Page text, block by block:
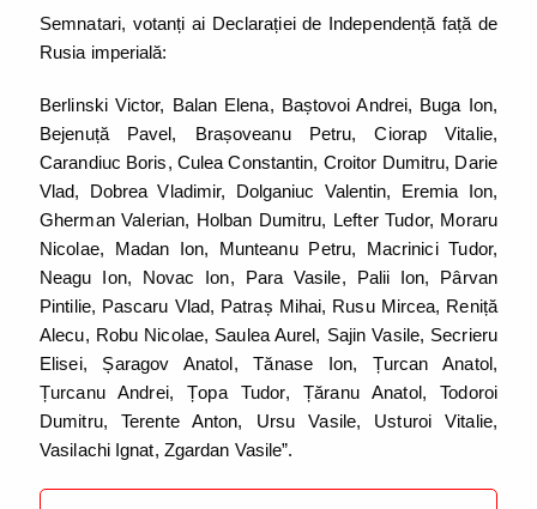
Semnatari, votanți ai Declarației de Independență față de
Rusia imperială:
Berlinski Victor, Balan Elena, Baștovoi Andrei, Buga Ion,
Bejenuță Pavel, Brașoveanu Petru, Ciorap Vitalie,
Carandiuc Boris, Culea Constantin, Croitor Dumitru, Darie
Vlad, Dobrea Vladimir, Dolganiuc Valentin, Eremia Ion,
Gherman Valerian, Holban Dumitru, Lefter Tudor, Moraru
Nicolae, Madan Ion, Munteanu Petru, Macrinici Tudor,
Neagu Ion, Novac Ion, Para Vasile, Palii Ion, Pârvan
Pintilie, Pascaru Vlad, Patraș Mihai, Rusu Mircea, Reniță
Alecu, Robu Nicolae, Saulea Aurel, Sajin Vasile, Secrieru
Elisei, Șaragov Anatol, Tănase Ion, Țurcan Anatol,
Țurcanu Andrei, Țopa Tudor, Țăranu Anatol, Todoroi
Dumitru, Terente Anton, Ursu Vasile, Usturoi Vitalie,
Vasilachi Ignat, Zgardan Vasile”.